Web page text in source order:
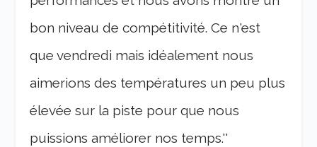
bon niveau de compétitivité. Ce n'est
que vendredi mais idéalement nous
aimerions des températures un peu plus
élevée sur la piste pour que nous
puissions améliorer nos temps.''